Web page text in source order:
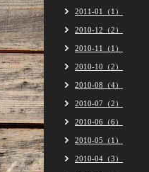
2011-01（1）
2010-12（2）
2010-11（1）
2010-10（2）
2010-08（4）
2010-07（2）
2010-06（6）
2010-05（1）
2010-04（3）